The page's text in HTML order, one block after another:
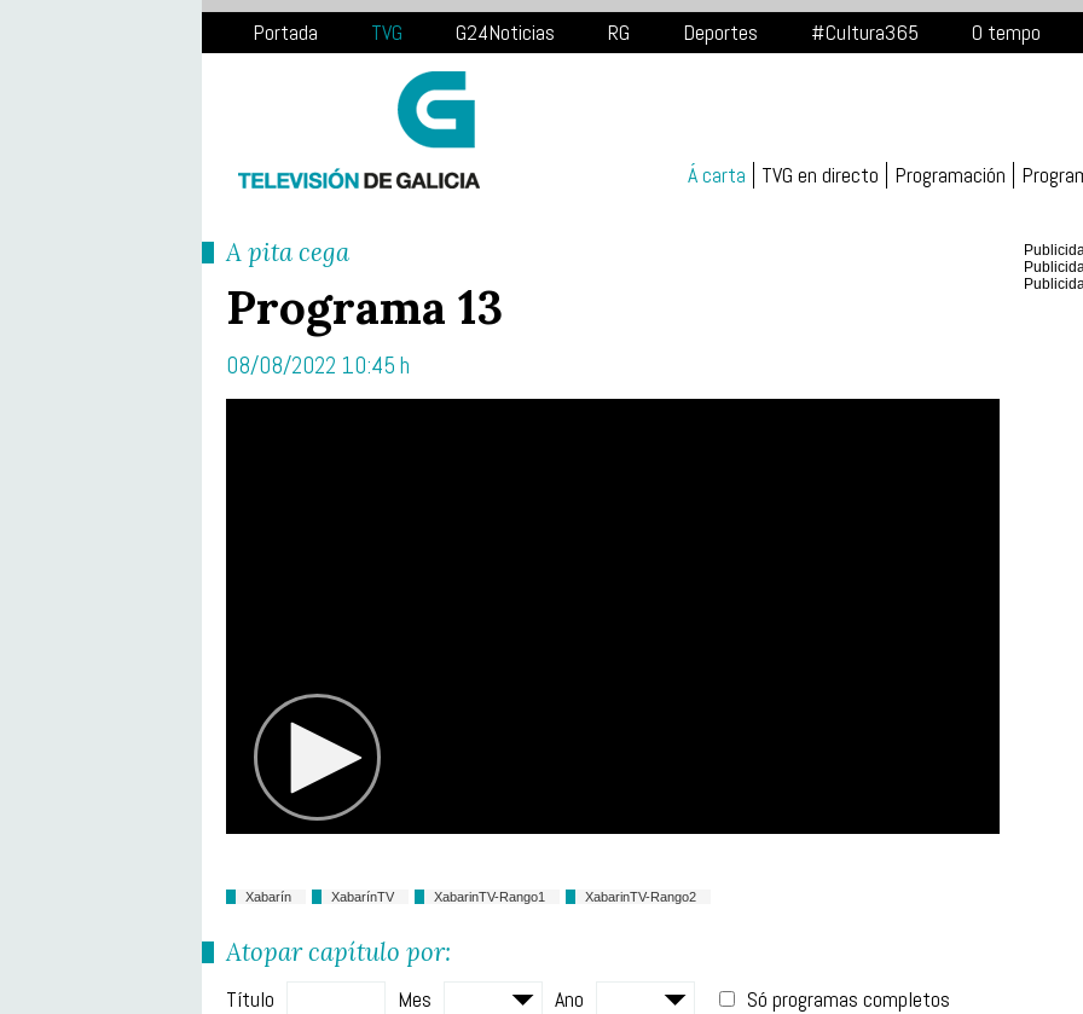
Portada TVG G24Noticias RG Deportes #Cultura365 O tempo
Á carta TVG en directo Programación
A pita cega
Programa 13
08/08/2022 10:45 h
Xabarín XabarínTV XabarinTV-Rango1 XabarinTV-Rango2
Atopar capítulo por:
Título Mes Ano Só programas completos